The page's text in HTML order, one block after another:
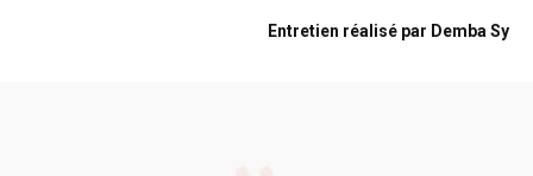
Entretien réalisé par Demba Sy